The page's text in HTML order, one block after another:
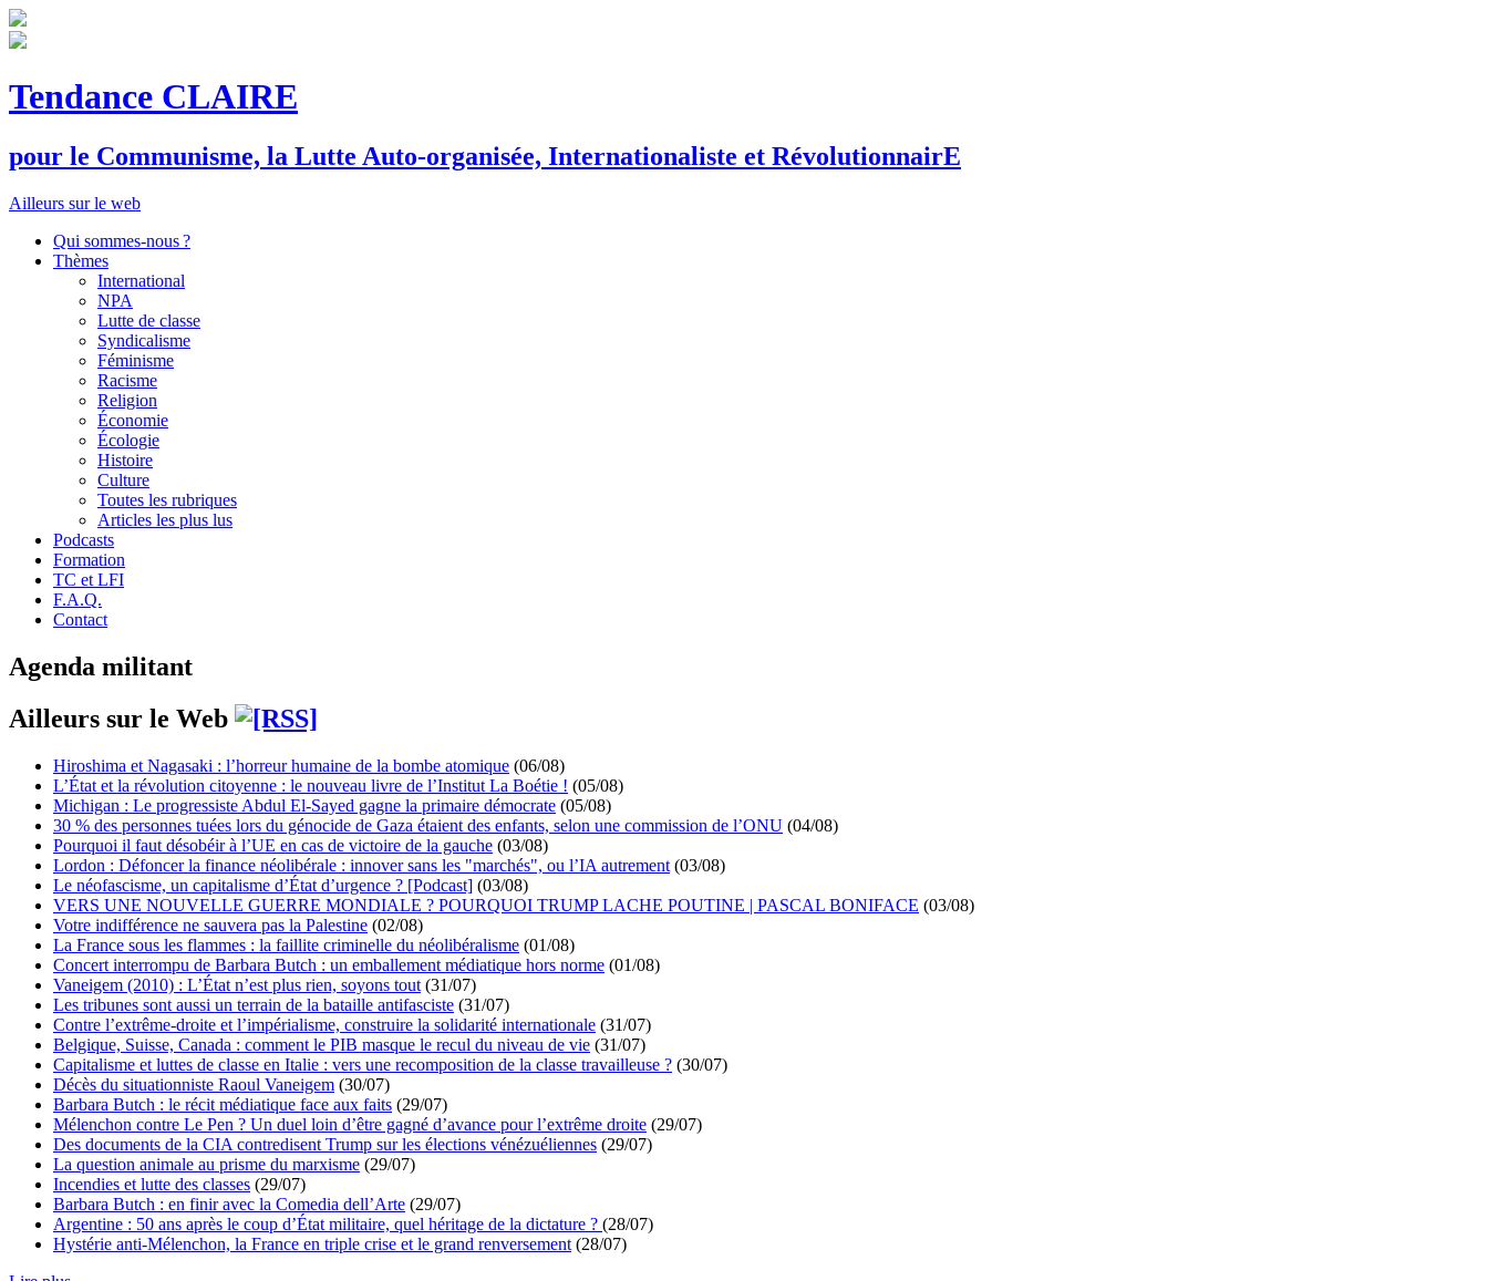
Tendance CLAIRE
pour le Communisme, la Lutte Auto-organisée, Internationaliste et RévolutionnairE
Ailleurs sur le web
Qui sommes-nous ?
Thèmes
International
NPA
Lutte de classe
Syndicalisme
Féminisme
Racisme
Religion
Économie
Écologie
Histoire
Culture
Toutes les rubriques
Articles les plus lus
Podcasts
Formation
TC et LFI
F.A.Q.
Contact
Agenda militant
Ailleurs sur le Web
Hiroshima et Nagasaki : l’horreur humaine de la bombe atomique (06/08)
L’État et la révolution citoyenne : le nouveau livre de l’Institut La Boétie ! (05/08)
Michigan : Le progressiste Abdul El-Sayed gagne la primaire démocrate (05/08)
30 % des personnes tuées lors du génocide de Gaza étaient des enfants, selon une commission de l’ONU (04/08)
Pourquoi il faut désobéir à l’UE en cas de victoire de la gauche (03/08)
Lordon : Défoncer la finance néolibérale : innover sans les "marchés", ou l’IA autrement (03/08)
Le néofascisme, un capitalisme d’État d’urgence ? [Podcast] (03/08)
VERS UNE NOUVELLE GUERRE MONDIALE ? POURQUOI TRUMP LACHE POUTINE | PASCAL BONIFACE (03/08)
Votre indifférence ne sauvera pas la Palestine (02/08)
La France sous les flammes : la faillite criminelle du néolibéralisme (01/08)
Concert interrompu de Barbara Butch : un emballement médiatique hors norme (01/08)
Vaneigem (2010) : L’État n’est plus rien, soyons tout (31/07)
Les tribunes sont aussi un terrain de la bataille antifasciste (31/07)
Contre l’extrême-droite et l’impérialisme, construire la solidarité internationale (31/07)
Belgique, Suisse, Canada : comment le PIB masque le recul du niveau de vie (31/07)
Capitalisme et luttes de classe en Italie : vers une recomposition de la classe travailleuse ? (30/07)
Décès du situationniste Raoul Vaneigem (30/07)
Barbara Butch : le récit médiatique face aux faits (29/07)
Mélenchon contre Le Pen ? Un duel loin d’être gagné d’avance pour l’extrême droite (29/07)
Des documents de la CIA contredisent Trump sur les élections vénézuéliennes (29/07)
La question animale au prisme du marxisme (29/07)
Incendies et lutte des classes (29/07)
Barbara Butch : en finir avec la Comedia dell’Arte (29/07)
Argentine : 50 ans après le coup d’État militaire, quel héritage de la dictature ? (28/07)
Hystérie anti-Mélenchon, la France en triple crise et le grand renversement (28/07)